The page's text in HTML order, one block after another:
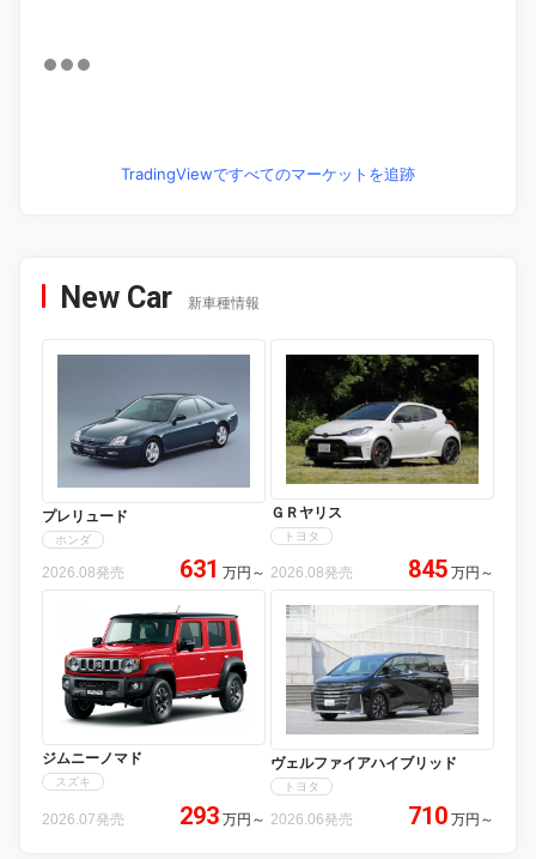
TradingViewですべてのマーケットを追跡
New Car 新車種情報
プレリュード
ホンダ
2026.08発売 631 万円 ～
ＧＲヤリス
トヨタ
2026.08発売 845 万円 ～
ジムニーノマド
スズキ
2026.07発売 293 万円 ～
ヴェルファイアハイブリッド
トヨタ
2026.06発売 710 万円 ～